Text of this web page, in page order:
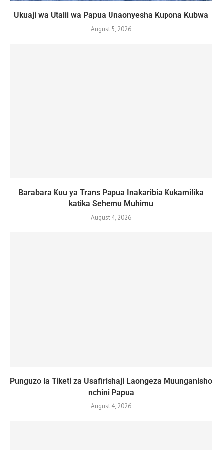
Ukuaji wa Utalii wa Papua Unaonyesha Kupona Kubwa
August 5, 2026
Barabara Kuu ya Trans Papua Inakaribia Kukamilika
katika Sehemu Muhimu
August 4, 2026
Punguzo la Tiketi za Usafirishaji Laongeza Muunganisho
nchini Papua
August 4, 2026